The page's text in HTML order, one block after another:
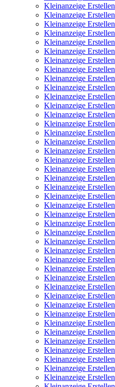
Kleinanzeige Erstellen
Kleinanzeige Erstellen
Kleinanzeige Erstellen
Kleinanzeige Erstellen
Kleinanzeige Erstellen
Kleinanzeige Erstellen
Kleinanzeige Erstellen
Kleinanzeige Erstellen
Kleinanzeige Erstellen
Kleinanzeige Erstellen
Kleinanzeige Erstellen
Kleinanzeige Erstellen
Kleinanzeige Erstellen
Kleinanzeige Erstellen
Kleinanzeige Erstellen
Kleinanzeige Erstellen
Kleinanzeige Erstellen
Kleinanzeige Erstellen
Kleinanzeige Erstellen
Kleinanzeige Erstellen
Kleinanzeige Erstellen
Kleinanzeige Erstellen
Kleinanzeige Erstellen
Kleinanzeige Erstellen
Kleinanzeige Erstellen
Kleinanzeige Erstellen
Kleinanzeige Erstellen
Kleinanzeige Erstellen
Kleinanzeige Erstellen
Kleinanzeige Erstellen
Kleinanzeige Erstellen
Kleinanzeige Erstellen
Kleinanzeige Erstellen
Kleinanzeige Erstellen
Kleinanzeige Erstellen
Kleinanzeige Erstellen
Kleinanzeige Erstellen
Kleinanzeige Erstellen
Kleinanzeige Erstellen
Kleinanzeige Erstellen
Kleinanzeige Erstellen
Kleinanzeige Erstellen